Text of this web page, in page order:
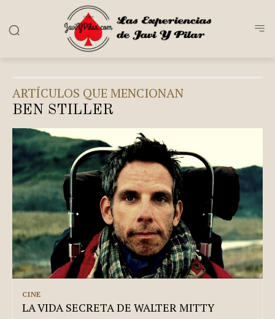
ARTÍCULOS QUE MENCIONAN
BEN STILLER
CINE
LA VIDA SECRETA DE WALTER MITTY